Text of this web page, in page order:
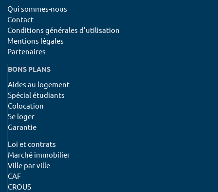
Qui sommes-nous
Contact
Conditions générales d'utilisation
Mentions légales
Partenaires
BONS PLANS
Aides au logement
Spécial étudiants
Colocation
Se loger
Garantie
Loi et contrats
Marché immobilier
Ville par ville
CAF
CROUS